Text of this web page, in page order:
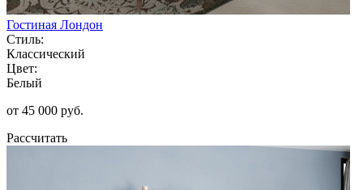
Гостиная Лондон
Стиль:
Классический
Цвет:
Белый
от 45 000 руб.
Рассчитать